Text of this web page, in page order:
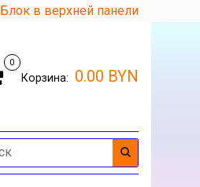
Блок в верхней панели
0
Корзина: 0.00 BYN